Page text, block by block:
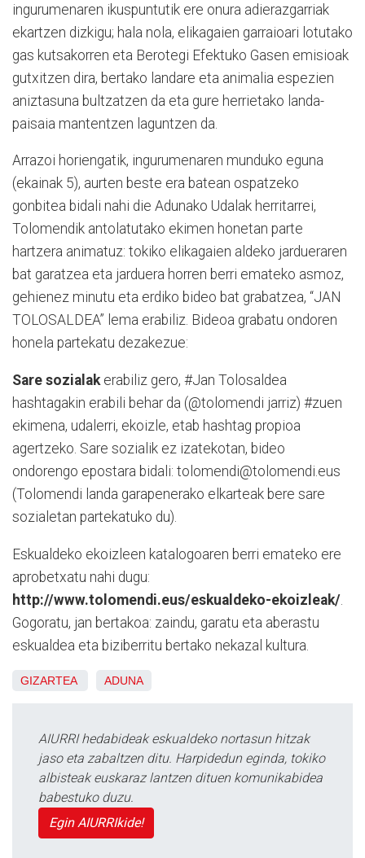
ingurumenaren ikuspuntutik ere onura adierazgarriak
ekartzen dizkigu; hala nola, elikagaien garraioari lotutako
gas kutsakorren eta Berotegi Efektuko Gasen emisioak
gutxitzen dira, bertako landare eta animalia espezien
aniztasuna bultzatzen da eta gure herrietako landa-
paisaia mantentzen laguntzen da.
Arrazoi horiengatik, ingurumenaren munduko eguna
(ekainak 5), aurten beste era batean ospatzeko
gonbitea bidali nahi die Adunako Udalak herritarrei,
Tolomendik antolatutako ekimen honetan parte
hartzera animatuz: tokiko elikagaien aldeko jardueraren
bat garatzea eta jarduera horren berri emateko asmoz,
gehienez minutu eta erdiko bideo bat grabatzea, “JAN
TOLOSALDEA” lema erabiliz. Bideoa grabatu ondoren
honela partekatu dezakezue:
Sare sozialak erabiliz gero, #Jan Tolosaldea
hashtagakin erabili behar da (@tolomendi jarriz) #zuen
ekimena, udalerri, ekoizle, etab hashtag propioa
agertzeko. Sare sozialik ez izatekotan, bideo
ondorengo epostara bidali: tolomendi@tolomendi.eus
(Tolomendi landa garapenerako elkarteak bere sare
sozialetan partekatuko du).
Eskualdeko ekoizleen katalogoaren berri emateko ere
aprobetxatu nahi dugu:
http://www.tolomendi.eus/eskualdeko-ekoizleak/
Gogoratu, jan bertakoa: zaindu, garatu eta aberastu
eskualdea eta biziberritu bertako nekazal kultura.
GIZARTEA ADUNA
AIURRI hedabideak eskualdeko nortasun hitzak
jaso eta zabaltzen ditu. Harpidedun eginda, tokiko
albisteak euskaraz lantzen dituen komunikabidea
babestuko duzu.
Egin AIURRIkide!